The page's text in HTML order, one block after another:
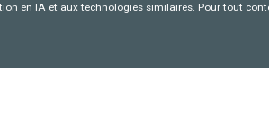
en IA et aux technologies similaires. Pour tout